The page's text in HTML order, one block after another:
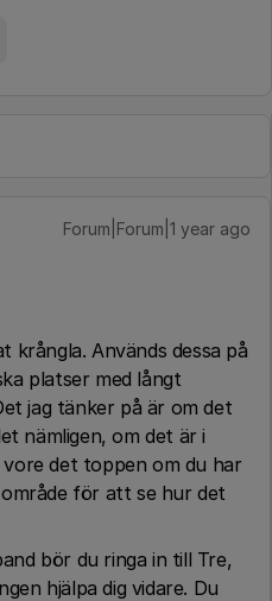
Forum|Forum|1 year ago
Används dessa på
platser med långt
jag tänker på är om det
nämligen, om det är i
vore det toppen om du har
för att se hur det
bör du ringa in till Tre,
hjälpa dig vidare. Du